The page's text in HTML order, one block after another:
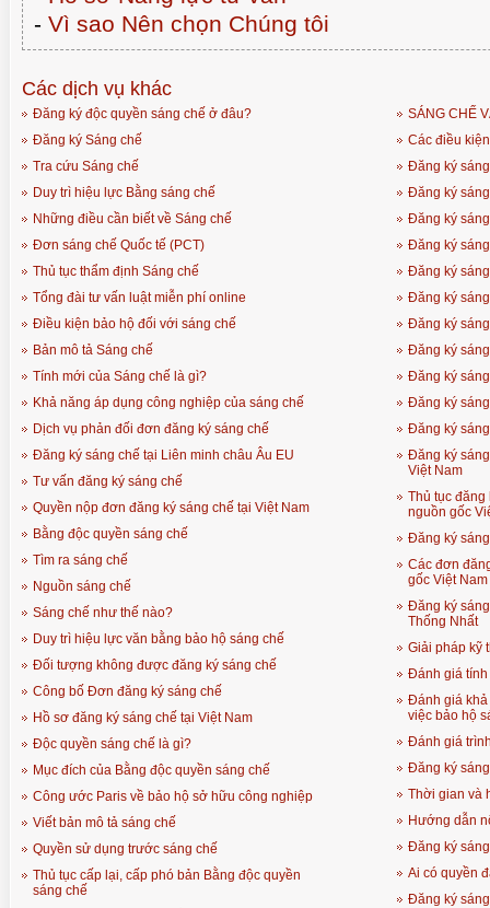
- Vì sao Nên chọn Chúng tôi
Các dịch vụ khác
Đăng ký độc quyền sáng chế ở đâu?
Đăng ký Sáng chế
Tra cứu Sáng chế
Duy trì hiệu lực Bằng sáng chế
Những điều cần biết về Sáng chế
Đơn sáng chế Quốc tế (PCT)
Thủ tục thẩm định Sáng chế
Tổng đài tư vấn luật miễn phí online
Điều kiện bảo hộ đối với sáng chế
Bản mô tả Sáng chế
Tính mới của Sáng chế là gì?
Khả năng áp dụng công nghiệp của sáng chế
Dịch vụ phản đối đơn đăng ký sáng chế
Đăng ký sáng chế tại Liên minh châu Âu EU
Tư vấn đăng ký sáng chế
Quyền nộp đơn đăng ký sáng chế tại Việt Nam
Bằng độc quyền sáng chế
Tìm ra sáng chế
Nguồn sáng chế
Sáng chế như thế nào?
Duy trì hiệu lực văn bằng bảo hộ sáng chế
Đối tượng không được đăng ký sáng chế
Công bố Đơn đăng ký sáng chế
Hồ sơ đăng ký sáng chế tại Việt Nam
Độc quyền sáng chế là gì?
Mục đích của Bằng độc quyền sáng chế
Công ước Paris về bảo hộ sở hữu công nghiệp
Viết bản mô tả sáng chế
Quyền sử dụng trước sáng chế
Thủ tục cấp lại, cấp phó bản Bằng độc quyền
sáng chế
SÁNG CHẾ
Các điều
Đăng ký
Đăng ký
Đăng ký
Đăng ký
Đăng ký
Đăng ký
Đăng ký
Đăng ký
Đăng ký
Đăng ký
Đăng ký
Đăng ký
Việt Nam
Thủ tục đăng
nguồn gốc
Đăng ký
Các đơn
gốc Việt
Đăng ký
Thống Nhất
Giải pháp kỹ
Đánh giá tính
Đánh giá khả
việc bảo hộ
Đánh giá
Đăng ký
Thời gian và
Hướng dẫn
Đăng ký
Ai có quyền
Đăng ký